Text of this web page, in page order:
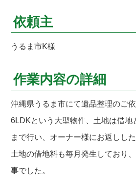
依頼主
うるま市K様
作業内容の詳細
沖縄県うるま市にて遺品整理のご
6LDKという大型物件、土地は借地
まで行い、オーナー様にお返しし
土地の借地料も毎月発生しており
事でした。